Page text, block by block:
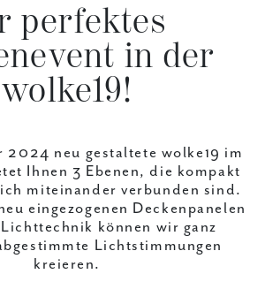
perfektes
in der
wolke19!
2024 neu gestaltete wolke19 im
Ihnen 3 Ebenen, die kompakt
miteinander verbunden sind.
eingezogenen Deckenpanelen
können wir ganz
Lichtstimmungen
kreieren.